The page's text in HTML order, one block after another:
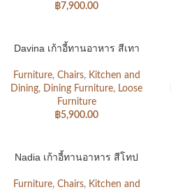
฿7,900.00
Davina เก้าอี้ทานอาหาร สีเทา
Furniture, Chairs, Kitchen and
Dining, Dining Furniture, Loose
Furniture
฿5,900.00
Nadia เก้าอี้ทานอาหาร สีโทป
Furniture, Chairs, Kitchen and